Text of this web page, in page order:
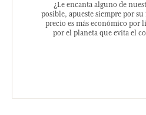
¿Le encanta alguno de
posible, apueste siempre por su
precio es más económico por
por el planeta que evita el